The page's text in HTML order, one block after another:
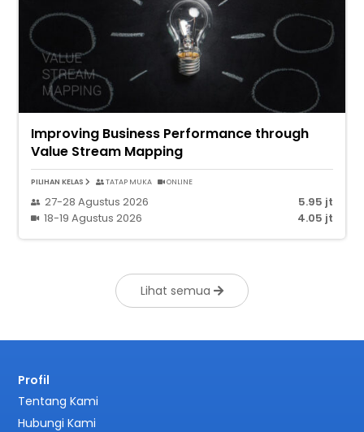
Improving Business Performance through
Value Stream Mapping
PILIHAN KELAS TATAP MUKA ONLINE
27-28 Agustus 2026
5.95 jt
18-19 Agustus 2026
4.05 jt
Lihat semua
Profil
Tentang Kami
Hubungi Kami